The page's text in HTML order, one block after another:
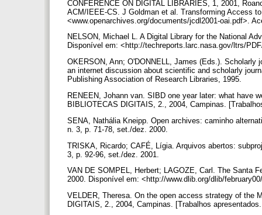
CONFERENCE ON DIGITAL LIBRARIES, 1, 2001,
ACM/IEEE-CS. J Goldman et al. Transforming Access
<www.openarchives.org/documents/jcdl2001-oai.pdf>.
NELSON, Michael L. A Digital Library for the National
Disponível em: <http://techreports.larc.nasa.gov/ltrs/
OKERSON, Ann; O'DONNELL, James (Eds.).
an internet discussion about scientific and scholarly
Publishing Association of Research Libraries, 1995.
RENEEN, Johann van. SIBD one year later: what have
BIBLIOTECAS DIGITAIS, 2., 2004, Campinas.
SENA, Nathália Kneipp. Open archives: caminho
n. 3, p. 71-78, set./dez. 2000.
TRISKA, Ricardo; CAFÉ, Lígia. Arquivos abertos:
3, p. 92-96, set./dez. 2001.
VAN DE SOMPEL, Herbert; LAGOZE, Carl. The Santa
2000. Disponível em: <http://www.dlib.org/dlib/
VELDER, Theresa. On the open access strategy of the
DIGITAIS, 2., 2004, Campinas. [Trabalhos